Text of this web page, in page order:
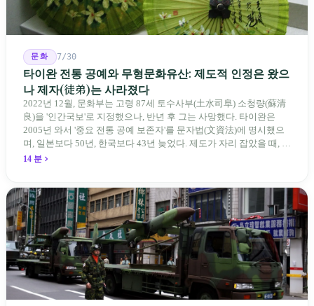
문화 7/30
타이완 전통 공예와 무형문화유산: 제도적 인정은 왔으
나 제자(徒弟)는 사라졌다
2022년 12월, 문화부는 고령 87세 토수사부(土水司阜) 소청량(蘇清
良)을 '인간국보'로 지정했으나, 반년 후 그는 사망했다. 타이완은
2005년 와서 '중요 전통 공예 보존자'를 문자법(文資法)에 명시했으
며, 일본보다 50년, 한국보다 43년 늦었다. 제도가 자리 잡았을 때, 제
자 제도는 이미 1970-80년대 산업화 과정에서 붕괴되었다. 600여 명
14 분